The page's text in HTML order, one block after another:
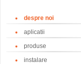
despre noi
aplicatii
produse
instalare